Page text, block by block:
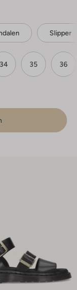
Slipper
34 35 36